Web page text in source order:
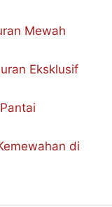
Mewah
Eksklusif
di